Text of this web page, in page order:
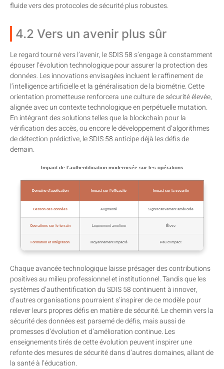
fluide vers des protocoles de sécurité plus robustes.
4.2 Vers un avenir plus sûr
Le regard tourné vers l’avenir, le SDIS 58 s’engage à constamment
épouser l’évolution technologique pour assurer la protection des
données. Les innovations envisagées incluent le raffinement de
l’intelligence artificielle et la généralisation de la biométrie. Cette
orientation prometteuse renforcera une culture de sécurité élevée,
alignée avec un contexte technologique en perpétuelle mutation.
En intégrant des solutions telles que la blockchain pour la
vérification des accès, ou encore le développement d’algorithmes
de détection prédictive, le SDIS 58 anticipe déjà les défis de
demain.
Impact de l’authentification modernisée sur les opérations
Domaine d’application Impact sur l’efficacité Impact sur la sécurité
Gestion des données Augmenté Significativement améliorée
Opérations sur le terrain Légèrement amélioré Élevé
Formation et intégration Moyennement impacté Peu d’impact
Chaque avancée technologique laisse présager des contributions
positives au milieu professionnel et institutionnel. Tandis que les
systèmes d’authentification du SDIS 58 continuent à innover,
d’autres organisations pourraient s’inspirer de ce modèle pour
relever leurs propres défis en matière de sécurité. Le chemin vers la
sécurité des données est parsemé de défis, mais aussi de
promesses d’évolution et d’amélioration continue. Les
enseignements tirés de cette évolution peuvent inspirer une
refonte des mesures de sécurité dans d’autres domaines, allant de
la santé à l’éducation.